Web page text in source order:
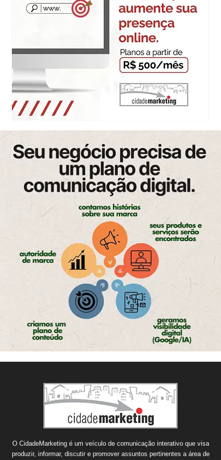
O CidadeMarketing é um veículo de comunicação interativo que visa
produzir, informar, discutir e promover assuntos pertinentes a área de